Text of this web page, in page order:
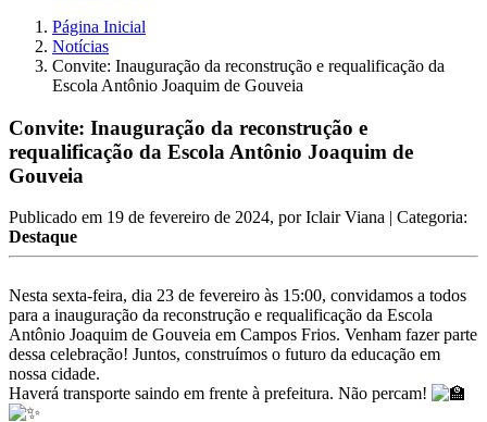
Página Inicial
Notícias
Convite: Inauguração da reconstrução e requalificação da
Escola Antônio Joaquim de Gouveia
Convite: Inauguração da reconstrução e
requalificação da Escola Antônio Joaquim de
Gouveia
Publicado em 19 de fevereiro de 2024, porIclair Viana | Categoria:
Destaque
Nesta sexta-feira, dia 23 de fevereiro às 15:00, convidamos a todos
para a inauguração da reconstrução e requalificação da Escola
Antônio Joaquim de Gouveia em Campos Frios. Venham fazer parte
dessa celebração! Juntos, construímos o futuro da educação em
nossa cidade.
Haverá transporte saindo em frente à prefeitura. Não percam!